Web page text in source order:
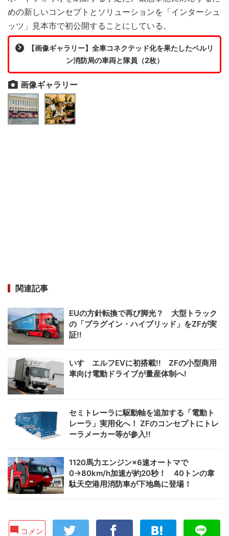
めの新しいコンセプトとソリューションを「インターシュ
ッツ」見本市で初公開することにしている。
【画像ギャラリー】全車コネクテッド化を果たしたベルリ
ン消防局の車両と隊員（2枚）
画像ギャラリー
関連記事
EUの方針転換で再び脚光？ 大型トラック
の「プラグイン・ハイブリッド」をZFが実
証!!
いすゞエルフEVに初搭載!! ZFの小型商用
車向け電動ドライブが量産体制へ!
セミトレーラに駆動軸を追加する「電動ト
レーラ」実用化へ！ ZFのコンセプトにトレ
ーラメーカー等が参入!!
1120馬力エンジン×6速オートマで
0→80km/h加速が約20秒！ 40トンの韋
駄天空港用消防車が下地島に登場！
コメン